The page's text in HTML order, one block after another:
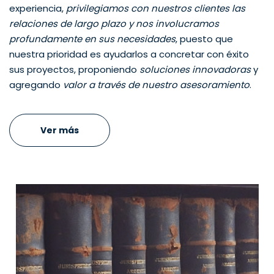
experiencia, privilegiamos con nuestros clientes las
relaciones de largo plazo y nos involucramos
profundamente en sus necesidades, puesto que
nuestra prioridad es ayudarlos a concretar con éxito
sus proyectos, proponiendo soluciones innovadorasy
agregando valor a través de nuestro asesoramiento.
Ver más